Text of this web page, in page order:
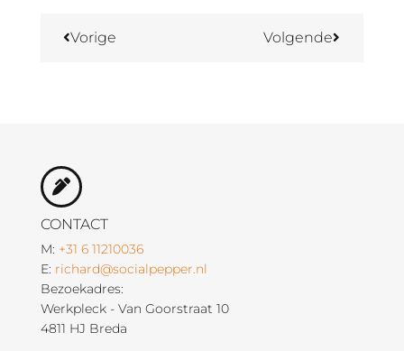
Vorige Volgende
CONTACT
M: +31 6 11210036
E: richard@socialpepper.nl
Bezoekadres:
Werkpleck - Van Goorstraat 10
4811 HJ Breda